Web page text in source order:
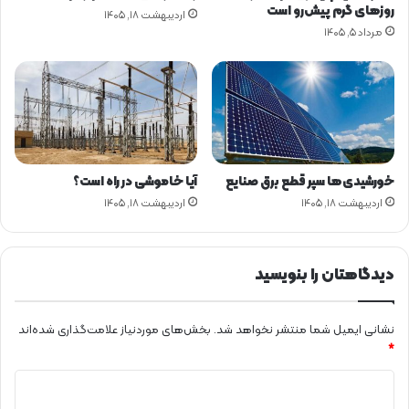
ا
ن
س
و
ا
و
ا
س
ی
و
ن
ر
ش
ب
ه
ت
و
ز
روزهای گرم پیش‌رو است
مرداد ۵, ۱۴۰۵
اردیبهشت ۱۸, ۱۴۰۵
خورشیدی‌ها سپر قطع برق صنایع
اردیبهشت ۱۸, ۱۴۰۵
آیا خاموشی در راه است؟
اردیبهشت ۱۸, ۱۴۰۵
دیدگاهتان را بنویسید
نشانی ایمیل شما منتشر نخواهد شد. بخش‌های موردنیاز علامت‌گذاری شده‌اند
*